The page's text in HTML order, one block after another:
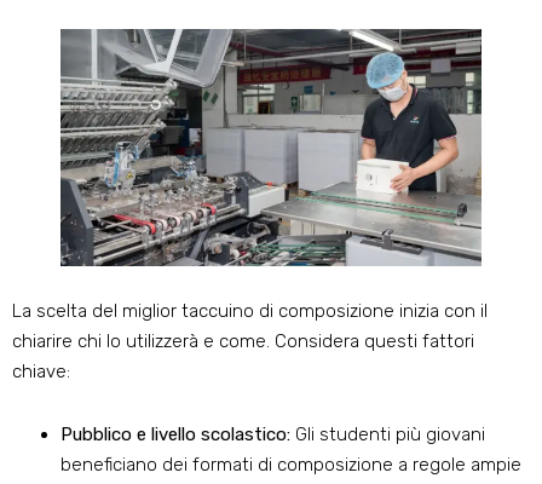
La scelta del miglior taccuino di composizione inizia con il
chiarire chi lo utilizzerà e come. Considera questi fattori
chiave:
Pubblico e livello scolastico: Gli studenti più giovani
beneficiano dei formati di composizione a regole ampie